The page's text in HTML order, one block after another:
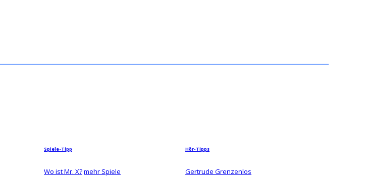
Spiele-Tipp
Wo ist Mr. X?mehr Spiele
Hör-Tipps
Gertrude Grenzenlos